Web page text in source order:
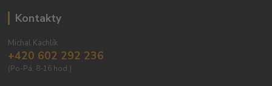
Kontakty
Michal Kachlík
+420 602 292 236
(Po-Pá, 8-16 hod.)